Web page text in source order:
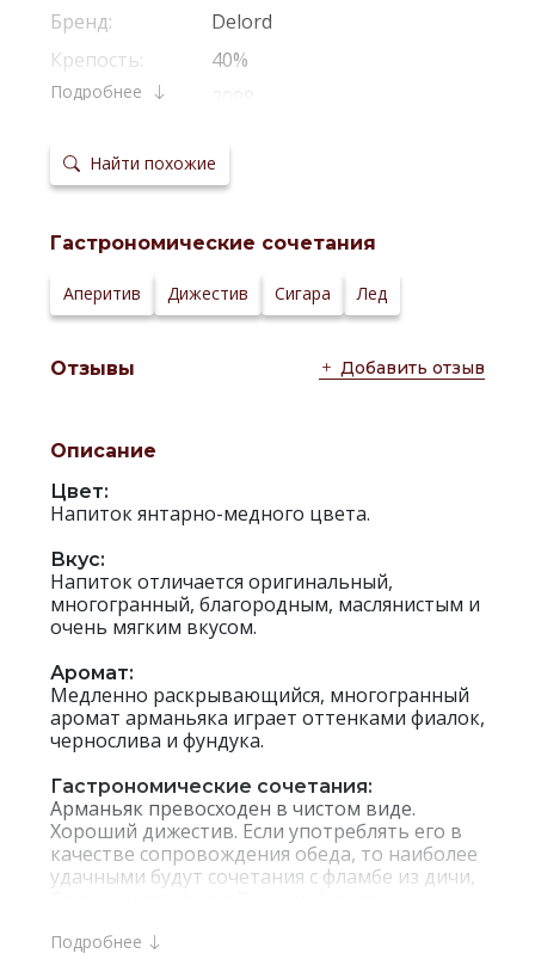
Бренд:
Delord
Крепость:
40%
Выдержка:
сервировки:
Сайт
производителя:
Подробнее
Найти похожие
Гастрономические сочетания
Аперитив Дижестив Сигара Лед
Отзывы Добавить отзыв
Описание
Цвет:
Напиток янтарно-медного цвета.
Вкус:
Напиток отличается оригинальный,
многогранный, благородным, маслянистым и
очень мягким вкусом.
Аромат:
Медленно раскрывающийся, многогранный
аромат арманьяка играет оттенками фиалок,
чернослива и фундука.
Гастрономические сочетания:
Арманьяк превосходен в чистом виде.
Хороший дижестив. Если употреблять его в
качестве сопровождения обеда, то наиболее
удачными будут сочетания с фламбе из дичи,
хорош в паре с кофе и сигарой.
Подробнее